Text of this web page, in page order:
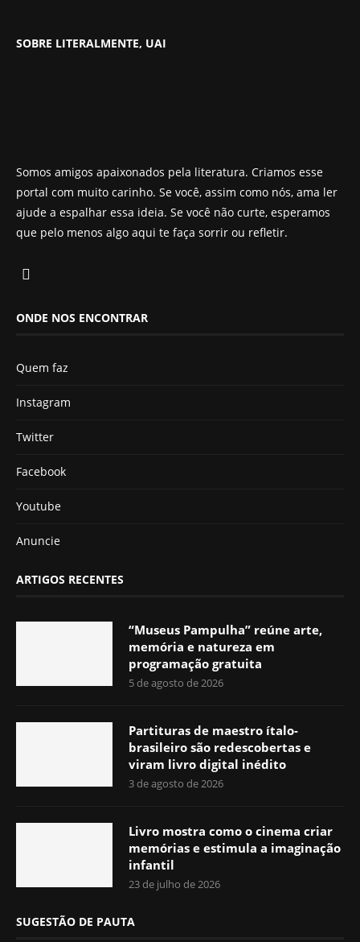
SOBRE LITERALMENTE, UAI
Somos amigos apaixonados pela literatura. Criamos esse
portal com muito carinho. Se você, assim como nós, ama ler
ajude a espalhar essa ideia. Se você não curte, esperamos
que pelo menos algo aqui te faça sorrir ou refletir.
ONDE NOS ENCONTRAR
Quem faz
Instagram
Twitter
Facebook
Youtube
Anuncie
ARTIGOS RECENTES
“Museus Pampulha” reúne arte,
memória e natureza em
programação gratuita
5 de agosto de 2026
Partituras de maestro ítalo-
brasileiro são redescobertas e
viram livro digital inédito
3 de agosto de 2026
Livro mostra como o cinema criar
memórias e estimula a imaginação
infantil
23 de julho de 2026
SUGESTÃO DE PAUTA